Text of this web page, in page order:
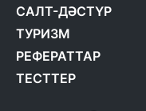
САЛТ-ДӘСТҮР
ТУРИЗМ
РЕФЕРАТТАР
ТЕСТТЕР